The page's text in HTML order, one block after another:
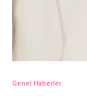
Genel Haberler